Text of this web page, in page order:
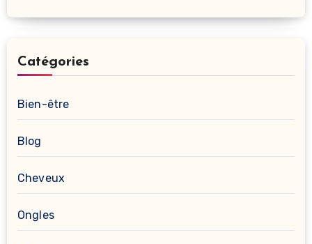
Catégories
Bien-être
Blog
Cheveux
Ongles